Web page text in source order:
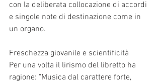
con la deliberata collocazione di accordi
e singole note di destinazione come in
un organo.
Freschezza giovanile e scientificità
Per una volta il lirismo del libretto ha
ragione: "Musica dal carattere forte,